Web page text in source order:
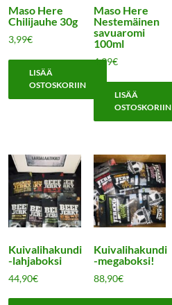
Maso Here
Chilijauhe 30g
3,99€
LISÄÄ
OSTOSKORIIN
Maso Here
Nestemäinen
savuaromi
100ml
4,99€
LISÄÄ
OSTOSKORIIN
Kuivalihakundi
-lahjaboksi
44,90€
Kuivalihakundi
-megaboksi!
88,90€